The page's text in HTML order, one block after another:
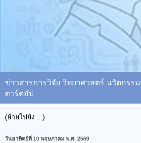
ข่าวสารการวิจัย วิทยาศาสตร์ นวัตกรร
ตาร์ตอัป
วันอาทิตย์ที่ 10 พฤษภาคม พ.ศ. 2569